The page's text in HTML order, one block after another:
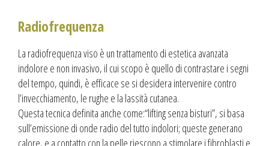
Radiofrequenza
La radiofrequenza viso è un trattamento di estetica avanzata
indolore e non invasivo, il cui scopo è quello di contrastare i segni
del tempo, quindi, è efficace se si desidera intervenire contro
l’invecchiamento, le rughe e la lassità cutanea.
Questa tecnica definita anche come:“lifting senza bisturi”, si basa
sull’emissione di onde radio del tutto indolori; queste generano
calore, e a contatto con la pelle riescono a stimolare i fibroblasti e